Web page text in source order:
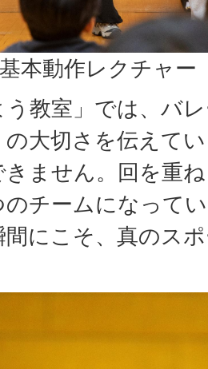
本動作レクチャー
う教室」では、バ
の大切さを伝えて
ません。回を重
チームになって
にこそ、真のス